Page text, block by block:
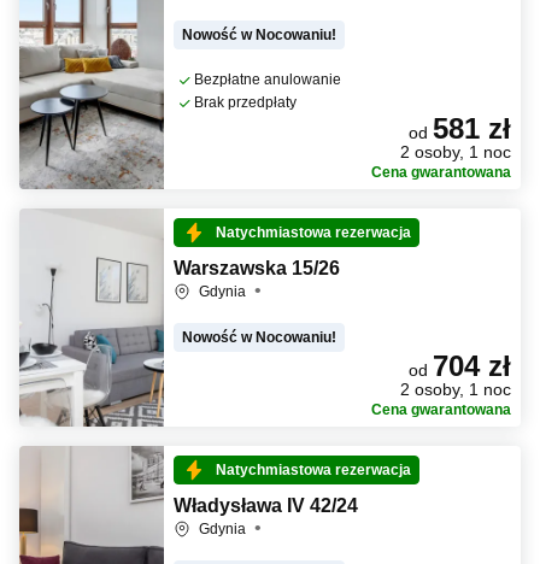
Nowość w Nocowaniu!
Bezpłatne anulowanie
Brak przedpłaty
od 581 zł
2 osoby, 1 noc
Cena gwarantowana
Natychmiastowa rezerwacja
Warszawska 15/26
Gdynia
Nowość w Nocowaniu!
od 704 zł
2 osoby, 1 noc
Cena gwarantowana
Natychmiastowa rezerwacja
Władysława IV 42/24
Gdynia